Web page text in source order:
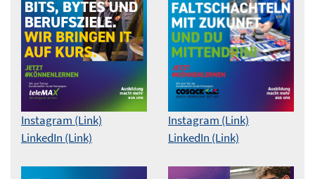
Instagram (Link)
LinkedIn (Link)
Instagram (Link)
LinkedIn (Link)